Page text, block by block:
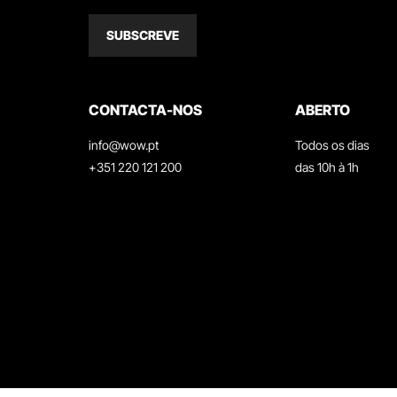
SUBSCREVE
CONTACTA-NOS
info@wow.pt
+351 220 121 200
ABERTO
Todos os dias
das 10h à 1h